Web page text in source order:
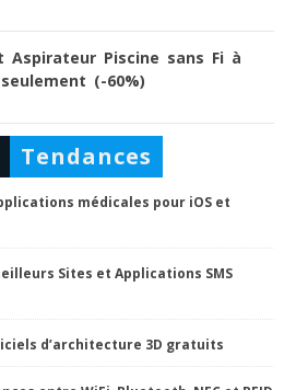
Aspirateur Piscine sans Fi à
(-60%)
Tendances
médicales pour iOS et
Sites et Applications SMS
d’architecture 3D gratuits